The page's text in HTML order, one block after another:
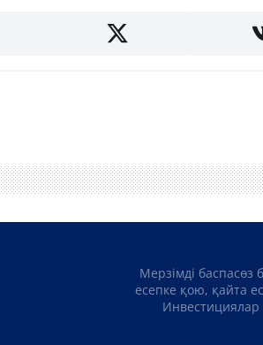
Мерзімді баспасөз
есепке қою, қайта
Инвестициялар